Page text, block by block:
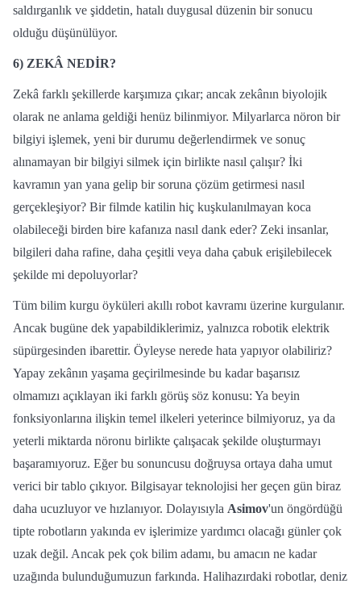
saldırganlık ve şiddetin, hatalı duygusal düzenin bir sonucu
olduğu düşünülüyor.
6) ZEKÂ NEDİR?
Zekâ farklı şekillerde karşımıza çıkar; ancak zekânın biyolojik
olarak ne anlama geldiği henüz bilinmiyor. Milyarlarca nöron bir
bilgiyi işlemek, yeni bir durumu değerlendirmek ve sonuç
alınamayan bir bilgiyi silmek için birlikte nasıl çalışır? İki
kavramın yan yana gelip bir soruna çözüm getirmesi nasıl
gerçekleşiyor? Bir filmde katilin hiç kuşkulanılmayan koca
olabileceği birden bire kafanıza nasıl dank eder? Zeki insanlar,
bilgileri daha rafine, daha çeşitli veya daha çabuk erişilebilecek
şekilde mi depoluyorlar?
Tüm bilim kurgu öyküleri akıllı robot kavramı üzerine kurgulanır.
Ancak bugüne dek yapabildiklerimiz, yalnızca robotik elektrik
süpürgesinden ibarettir. Öyleyse nerede hata yapıyor olabiliriz?
Yapay zekânın yaşama geçirilmesinde bu kadar başarısız
olmamızı açıklayan iki farklı görüş söz konusu: Ya beyin
fonksiyonlarına ilişkin temel ilkeleri yeterince bilmiyoruz, ya da
yeterli miktarda nöronu birlikte çalışacak şekilde oluşturmayı
başaramıyoruz. Eğer bu sonuncusu doğruysa ortaya daha umut
verici bir tablo çıkıyor. Bilgisayar teknolojisi her geçen gün biraz
daha ucuzluyor ve hızlanıyor. Dolayısıyla Asimov'un öngördüğü
tipte robotların yakında ev işlerimize yardımcı olacağı günler çok
uzak değil. Ancak pek çok bilim adamı, bu amacın ne kadar
uzağında bulunduğumuzun farkında. Halihazırdaki robotlar, deniz